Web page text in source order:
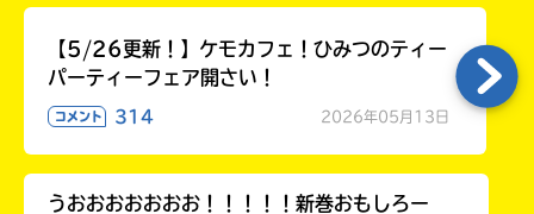
【5/26更新！】ケモカフェ！ひみつのティー
パーティーフェア開さい！
コメント 314 2026年05月13日
うおおおおおおお！！！！！新巻おもしろー